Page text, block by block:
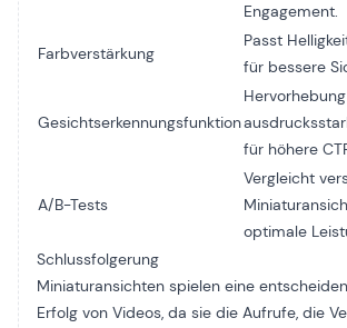
Engagement.
Farbverstärkung
Passt
für bessere
Gesichtserkennungsfunktion
Hervorhebung
für höhere
A/B-Tests
Vergleicht
optimale
Schlussfolgerung
Miniaturansichten spielen eine
Erfolg von Videos, da sie die Aufrufe, die